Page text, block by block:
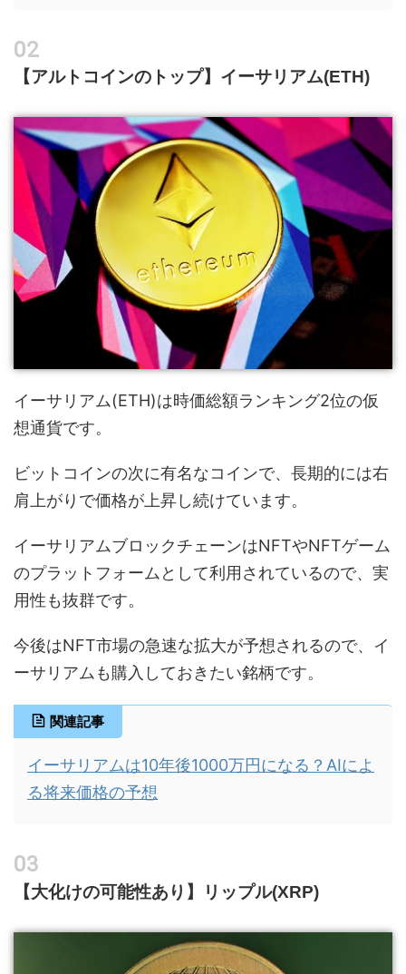
【アルトコインのトップ】イーサリアム(ETH)
イーサリアム(ETH)は時価総額ランキング2位の仮
想通貨です。
ビットコインの次に有名なコインで、長期的には右
肩上がりで価格が上昇し続けています。
イーサリアムブロックチェーンはNFTやNFTゲーム
のプラットフォームとして利用されているので、実
用性も抜群です。
今後はNFT市場の急速な拡大が予想されるので、イ
ーサリアムも購入しておきたい銘柄です。
関連記事
イーサリアムは10年後1000万円になる？AIによ
る将来価格の予想
【大化けの可能性あり】リップル(XRP)